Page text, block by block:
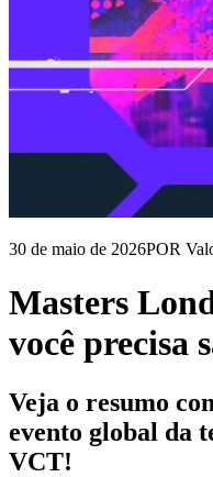
30 de maio de 2026POR
Masters
você precisa
Veja o resumo
evento global da
VCT!